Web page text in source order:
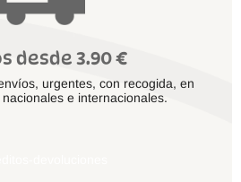
desde 3.90 €
urgentes, con recogida, en
e internacionales.